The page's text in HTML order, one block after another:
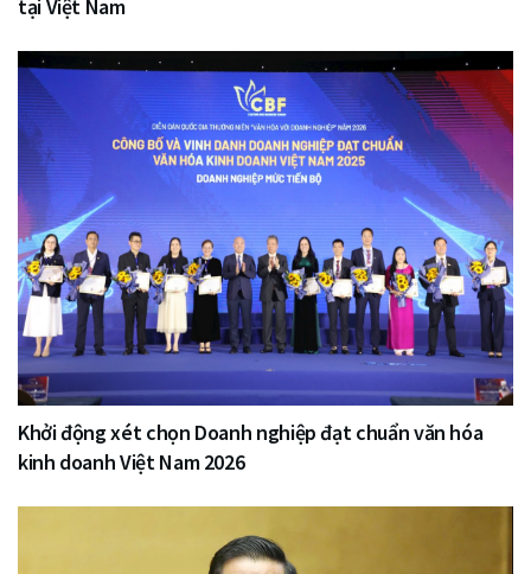
tại Việt Nam
Khởi động xét chọn Doanh nghiệp đạt chuẩn văn hóa
kinh doanh Việt Nam 2026